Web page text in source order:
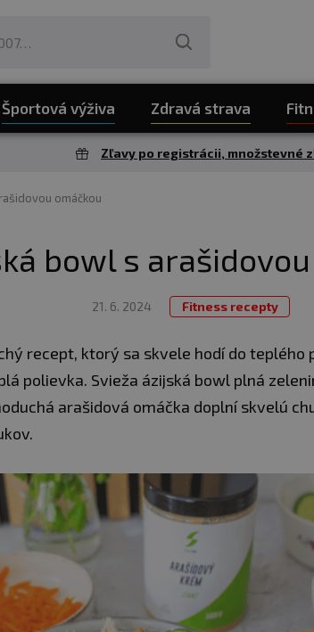
Športová výživa Zdravá strava
Zľavy po registrácii, množstevné
omáčkou
bowl s
21. 6. 2024 Fitness recepty
recept, ktorý sa skvele hodí do teplého
polievka. Svieža ázijská bowl plná
arašidová omáčka doplní skvelú